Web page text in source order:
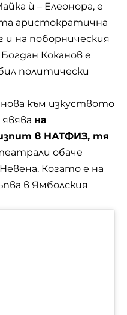
ѝ – Елеонора, е
аристократична
на поборническия
Коканов е
политически
към изкуството
на
в НАТФИЗ, тя
обаче
Когато е на
в Ямболския